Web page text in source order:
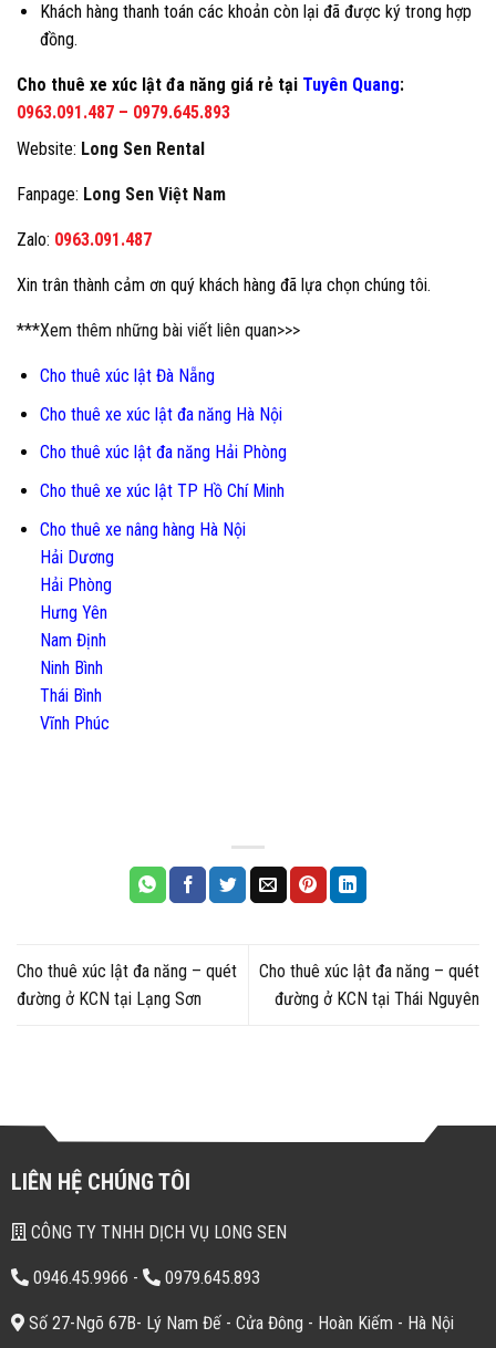
Khách hàng thanh toán các khoản còn lại đã được ký trong hợp
đồng.
Cho thuê xe xúc lật đa năng giá rẻ tại Tuyên Quang:
0963.091.487 – 0979.645.893
Website: Long Sen Rental
Fanpage: Long Sen Việt Nam
Zalo: 0963.091.487
Xin trân thành cảm ơn quý khách hàng đã lựa chọn chúng tôi.
***Xem thêm những bài viết liên quan>>>
Cho thuê xúc lật Đà Nẵng
Cho thuê xe xúc lật đa năng Hà Nội
Cho thuê xúc lật đa năng Hải Phòng
Cho thuê xe xúc lật TP Hồ Chí Minh
Cho thuê xe nâng hàng Hà Nội
Hải Dương
Hải Phòng
Hưng Yên
Nam Định
Ninh Bình
Thái Bình
Vĩnh Phúc
Cho thuê xúc lật đa năng – quét
đường ở KCN tại Lạng Sơn
Cho thuê xúc lật đa năng – quét
đường ở KCN tại Thái Nguyên
LIÊN HỆ CHÚNG TÔI
CÔNG TY TNHH DỊCH VỤ LONG SEN
0946.45.9966 - 0979.645.893
Số 27-Ngõ 67B- Lý Nam Đế - Cửa Đông - Hoàn Kiếm - Hà Nội